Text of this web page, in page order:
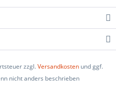
zzgl.Versandkosten und ggf.
nicht anders beschrieben